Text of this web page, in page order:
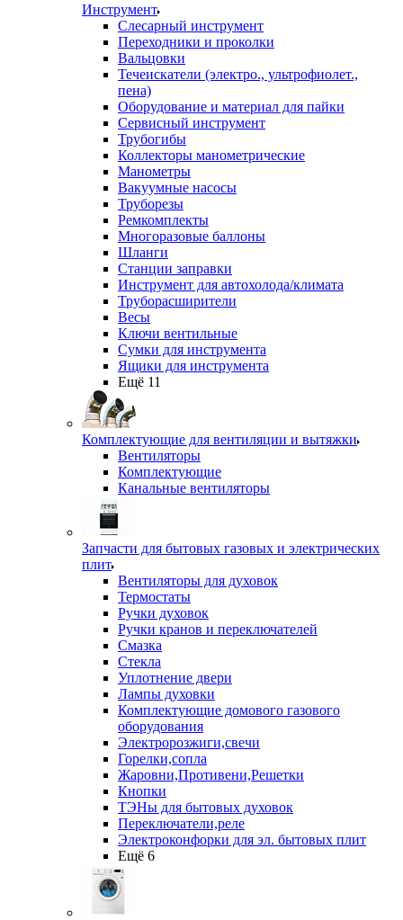
Инструмент
Слесарный инструмент
Переходники и проколки
Вальцовки
Течеискатели (электро., ультрофиолет.,
пена)
Оборудование и материал для пайки
Сервисный инструмент
Трубогибы
Коллекторы манометрические
Манометры
Вакуумные насосы
Труборезы
Ремкомплекты
Многоразовые баллоны
Шланги
Станции заправки
Инструмент для автохолода/климата
Труборасширители
Весы
Ключи вентильные
Сумки для инструмента
Ящики для инструмента
Ещё 11
Комплектующие для вентиляции и вытяжки
Вентиляторы
Комплектующие
Канальные вентиляторы
Запчасти для бытовых газовых и электрических
плит
Вентиляторы для духовок
Термостаты
Ручки духовок
Ручки кранов и переключателей
Смазка
Стекла
Уплотнение двери
Лампы духовки
Комплектующие домового газового
оборудования
Электророзжиги,свечи
Горелки,сопла
Жаровни,Противени,Решетки
Кнопки
ТЭНы для бытовых духовок
Переключатели,реле
Электроконфорки для эл. бытовых плит
Ещё 6